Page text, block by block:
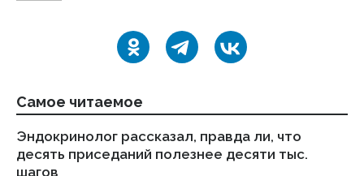
Самое читаемое
Эндокринолог рассказал, правда ли, что
десять приседаний полезнее десяти тыс.
шагов